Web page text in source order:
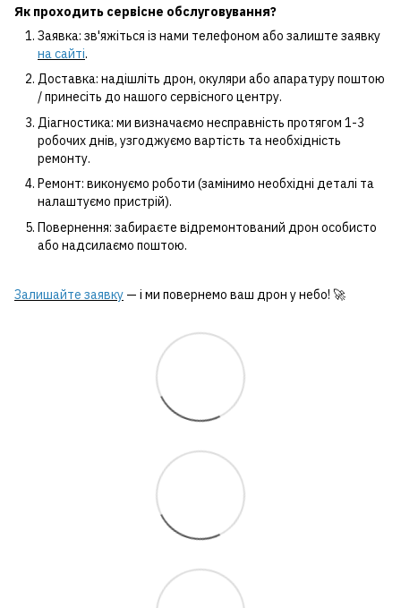
Як проходить сервісне обслуговування?
Заявка: зв'яжіться із нами телефоном або залиште заявку
на сайті.
Доставка: надішліть дрон, окуляри або апаратуру поштою
/ принесіть до нашого сервісного центру.
Діагностика: ми визначаємо несправність протягом 1-3
робочих днів, узгоджуємо вартість та необхідність
ремонту.
Ремонт: виконуємо роботи (замінимо необхідні деталі та
налаштуємо пристрій).
Повернення: забираєте відремонтований дрон особисто
або надсилаємо поштою.
Залишайте заявку — і ми повернемо ваш дрон у небо! 🚀